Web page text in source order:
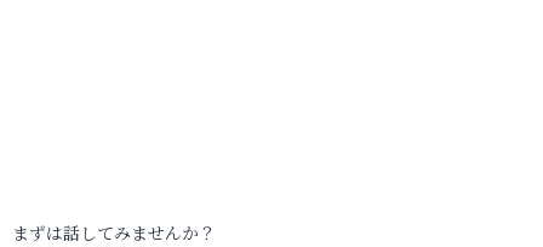
まずは話してみませんか？